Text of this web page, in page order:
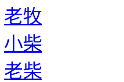
老牧
小柴
老柴